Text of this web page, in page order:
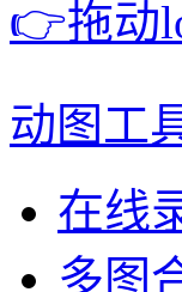
👉拖动
动图工
在线
多图